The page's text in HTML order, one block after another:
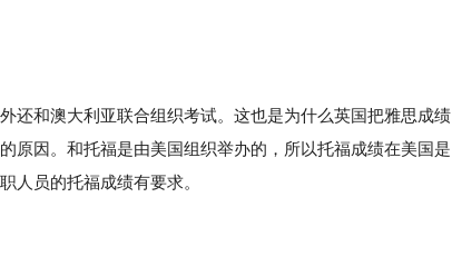
还和澳大利亚联合组织考试。这也是为什么英国把雅思成绩
原因。和托福是由美国组织举办的，所以托福成绩在美国是
人员的托福成绩有要求。